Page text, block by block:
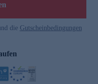
die Gutscheinbedingungen